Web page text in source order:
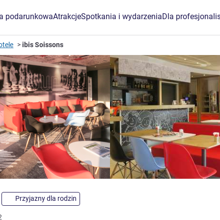
podarunkowaAtrakcjeSpotkania i wydarzeniaDla
ibis Soissons
Przyjazny dla rodzin